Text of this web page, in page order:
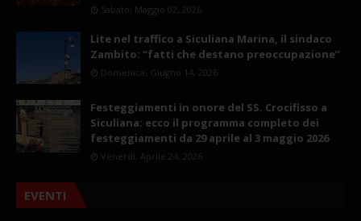
Sabato, Maggio 02, 2026
Lite nel traffico a Siculiana Marina, il sindaco
Zambito: “fatti che destano preoccupazione”
Domenica, Giugno 14, 2026
Festeggiamenti in onore del SS. Crocifisso a
Siculiana: ecco il programma completo dei
festeggiamenti da 29 aprile al 3 maggio 2026
Venerdì, Aprile 24, 2026
EVENTI